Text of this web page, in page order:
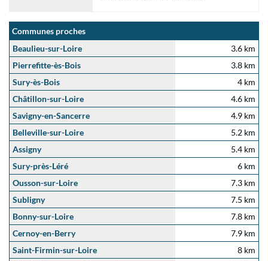
Communes proches
Beaulieu-sur-Loire
3.6 km
Pierrefitte-ès-Bois
3.8 km
Sury-ès-Bois
4 km
Châtillon-sur-Loire
4.6 km
Savigny-en-Sancerre
4.9 km
Belleville-sur-Loire
5.2 km
Assigny
5.4 km
Sury-près-Léré
6 km
Ousson-sur-Loire
7.3 km
Subligny
7.5 km
Bonny-sur-Loire
7.8 km
Cernoy-en-Berry
7.9 km
Saint-Firmin-sur-Loire
8 km